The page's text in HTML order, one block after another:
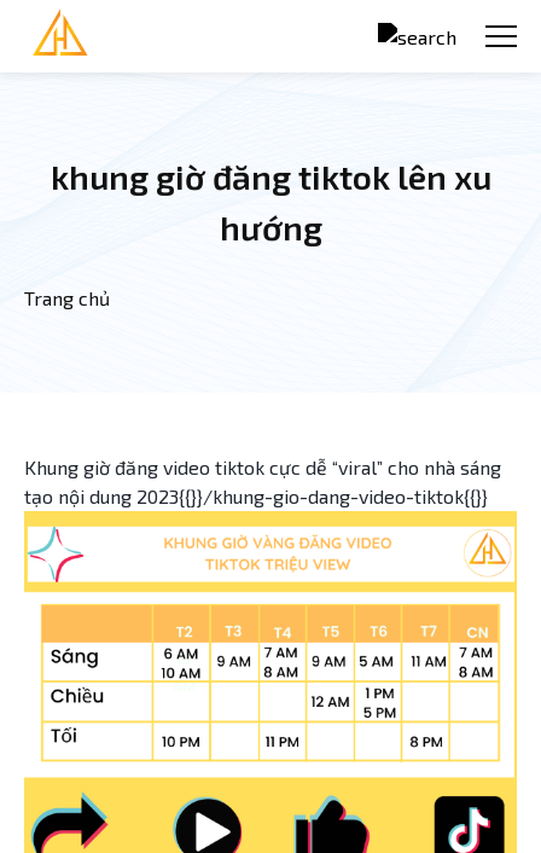
Nhảy đến nội dung
khung giờ đăng tiktok lên xu
hướng
Bạn đang ở đây
Trang chủ
Khung giờ đăng video tiktok cực dễ “viral” cho nhà sáng
tạo nội dung 2023{{}}/khung-gio-dang-video-tiktok{{}}